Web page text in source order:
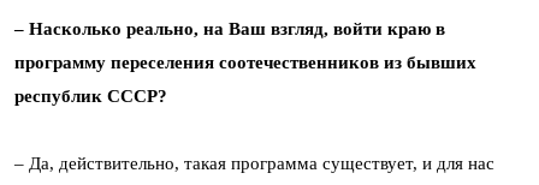
– Насколько реально, на Ваш взгляд, войти краю в
программу переселения соотечественников из бывших
республик СССР?
– Да, действительно, такая программа существует, и для нас